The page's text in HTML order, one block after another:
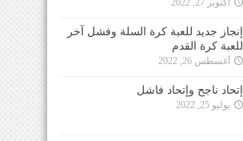
أكتوبر 27, 2022
إنجاز جديد للعبة كرة السلة وفشل آخر
للعبة كرة القدم
أغسطس 26, 2022
إتحاد ناجح وإتحاد فاشل
يوليو 25, 2022